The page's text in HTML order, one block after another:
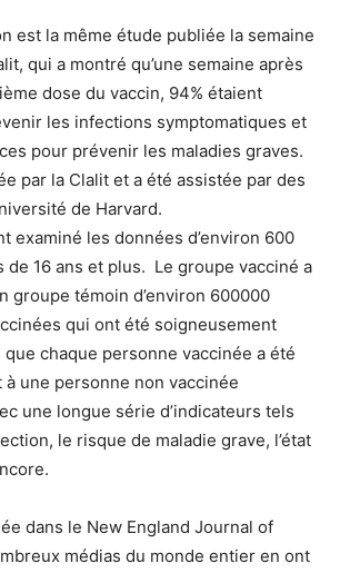
est la même étude publiée la semaine
qui a montré qu’une semaine après
dose du vaccin, 94% étaient
les infections symptomatiques et
pour prévenir les maladies graves.
par la Clalit et a été assistée par des
de Harvard.
examiné les données d’environ 600
de 16 ans et plus. Le groupe vacciné a
groupe témoin d’environ 600000
qui ont été soigneusement
chaque personne vaccinée a été
une personne non vaccinée
une longue série d’indicateurs tels
le risque de maladie grave, l’état
dans le New England Journal of
médias du monde entier en ont